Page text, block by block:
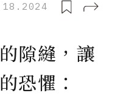
隙縫，讓
恐懼：